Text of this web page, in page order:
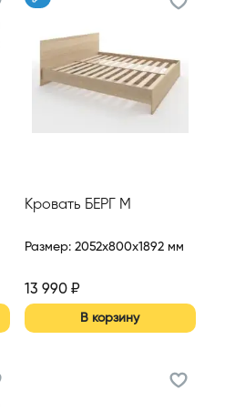
Кровать БЕРГ М
Размер: 2052x800x1892 мм
13 990₽
В корзину